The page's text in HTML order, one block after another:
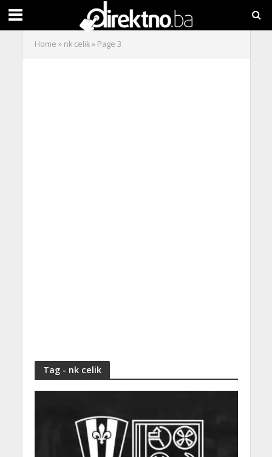
Home » nk celik» Page 3
Tag - nk celik